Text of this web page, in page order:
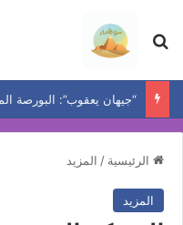
بحث عن
الرئيسية / المزيد
المزيد